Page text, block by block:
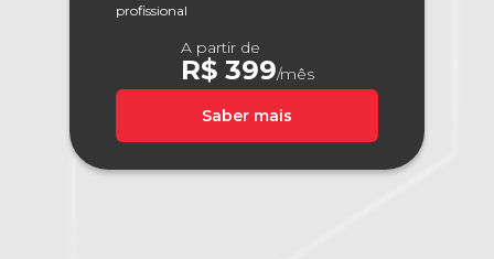
profissional
A partir de
R$ 399/mês
Saber mais